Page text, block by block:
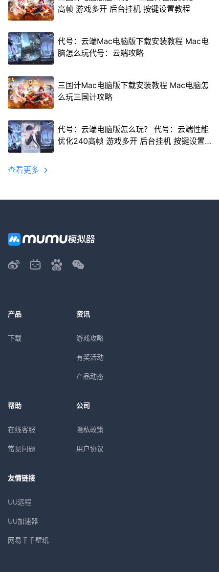
高帧 游戏多开 后台挂机 按键设置教程
代号：云端Mac电脑版下载安装教程 Mac电
脑怎么玩代号：云端攻略
三国计Mac电脑版下载安装教程 Mac电脑怎
么玩三国计攻略
代号：云端电脑版怎么玩？ 代号：云端性能
优化240高帧 游戏多开 后台挂机 按键设置
查看更多
产品
下载
资讯
游戏攻略
有奖活动
产品动态
帮助
在线客服
常见问题
公司
隐私政策
用户协议
友情链接
UU远程
UU加速器
网易千千壁纸